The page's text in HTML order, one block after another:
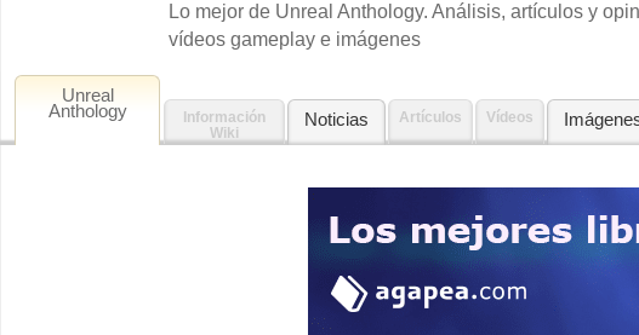
Lo mejor de Unreal Anthology. Análisis, artículos y
vídeos gameplay e imágenes
Unreal
Anthology
Información
Wiki
Noticias Artículos Vídeos